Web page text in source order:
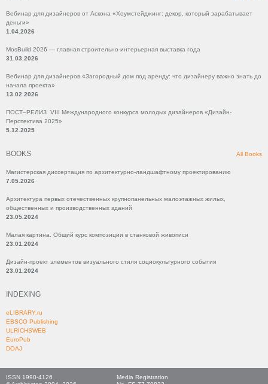
Вебинар для дизайнеров от Аскона «Хоумстейджинг: декор, который зарабатывает
деньги»
1.04.2026
MosBuild 2026 — главная строительно-интерьерная выставка года
31.03.2026
Вебинар для дизайнеров «Загородный дом под аренду: что дизайнеру важно знать до
начала проекта»
13.02.2026
ПОСТ–РЕЛИЗ VIII Международного конкурса молодых дизайнеров «Дизайн-
Перспектива 2025»
5.12.2025
BOOKS All Books
Магистерская диссертация по архитектурно-ландшафтному проектированию
7.05.2026
Архитектура первых отечественных крупнопанельных малоэтажных жилых,
общественных и производственных зданий
23.05.2024
Малая картина. Общий курс композиции в станковой живописи
23.01.2024
Дизайн-проект элементов визуального стиля социокультурного события
23.01.2024
INDEXING
eLIBRARY.ru
EBSCO Publishing
ULRICHSWEB
EuroPub
DOAJ
ISSN 1990-4126
Media Registration